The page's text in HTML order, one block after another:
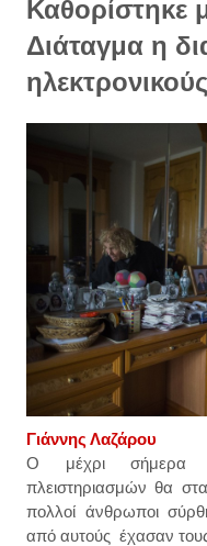
Καθορίστηκε
Διάταγμα η
Γιάννης Λαζάρου
Ο μέχρι σήμερα
πλειστηριασμών θα
πολλοί άνθρωποι
από αυτούς έχασαν